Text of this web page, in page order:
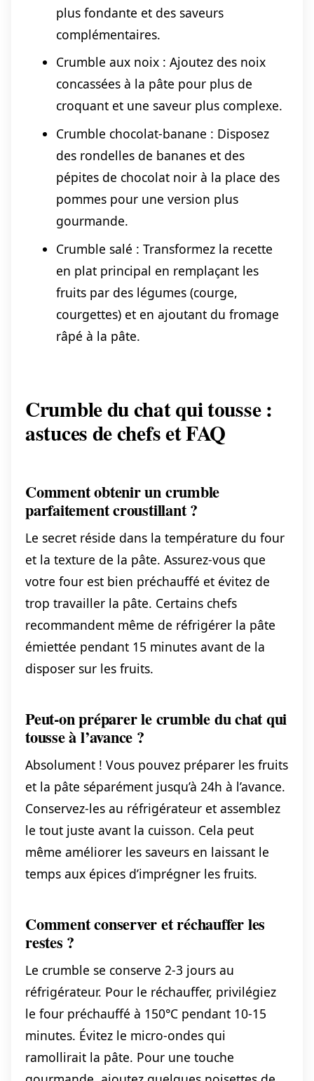
plus fondante et des saveurs
complémentaires.
Crumble aux noix : Ajoutez des noix
concassées à la pâte pour plus de
croquant et une saveur plus complexe.
Crumble chocolat-banane : Disposez
des rondelles de bananes et des
pépites de chocolat noir à la place des
pommes pour une version plus
gourmande.
Crumble salé : Transformez la recette
en plat principal en remplaçant les
fruits par des légumes (courge,
courgettes) et en ajoutant du fromage
râpé à la pâte.
Crumble du chat qui tousse :
astuces de chefs et FAQ
Comment obtenir un crumble
parfaitement croustillant ?
Le secret réside dans la température du four
et la texture de la pâte. Assurez-vous que
votre four est bien préchauffé et évitez de
trop travailler la pâte. Certains chefs
recommandent même de réfrigérer la pâte
émiettée pendant 15 minutes avant de la
disposer sur les fruits.
Peut-on préparer le crumble du chat qui
tousse à l’avance ?
Absolument ! Vous pouvez préparer les fruits
et la pâte séparément jusqu’à 24h à l’avance.
Conservez-les au réfrigérateur et assemblez
le tout juste avant la cuisson. Cela peut
même améliorer les saveurs en laissant le
temps aux épices d’imprégner les fruits.
Comment conserver et réchauffer les
restes ?
Le crumble se conserve 2-3 jours au
réfrigérateur. Pour le réchauffer, privilégiez
le four préchauffé à 150°C pendant 10-15
minutes. Évitez le micro-ondes qui
ramollirait la pâte. Pour une touche